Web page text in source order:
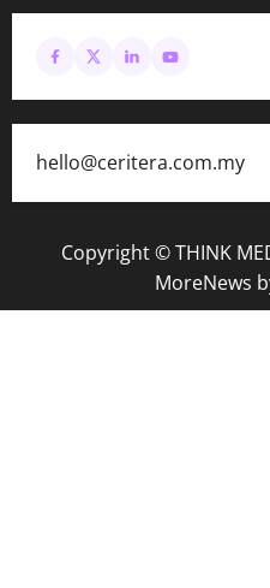
hello@ceritera.com.my
Copyright © THINK
MoreNews